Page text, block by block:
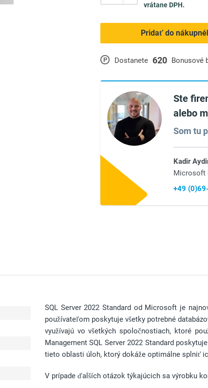
P Dostanete 620 Bonusové
vrátane DPH.
Pridať do
Ste
alebo
Som tu
Kadir
Microsoft
+49
SQL Server 2022 Standard od Microsoft je
používateľom poskytuje všetky potrebné
využívajú vo všetkých spoločnostiach, ktoré
Management SQL Server 2022 Standard
tieto oblasti úloh, ktorý dokáže optimálne splniť
V prípade ďalších otázok týkajúcich sa výrobku